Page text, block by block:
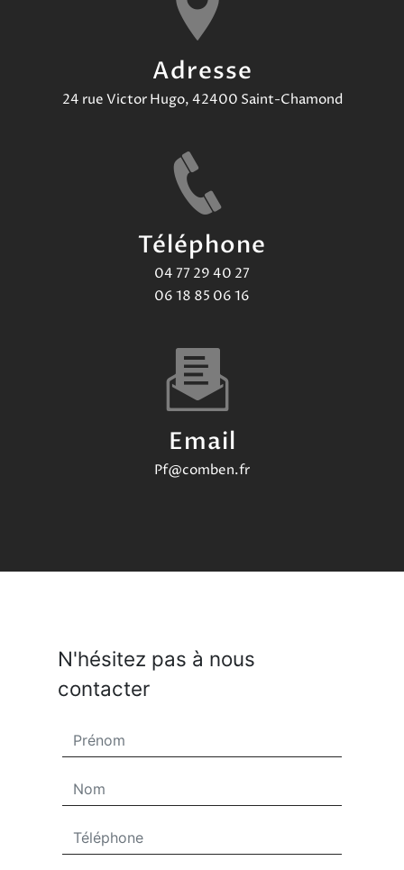
Adresse
24 rue Victor Hugo, 42400 Saint-Chamond
Téléphone
04 77 29 40 27
06 18 85 06 16
Email
pf@comben.fr
N'hésitez pas à nous
contacter